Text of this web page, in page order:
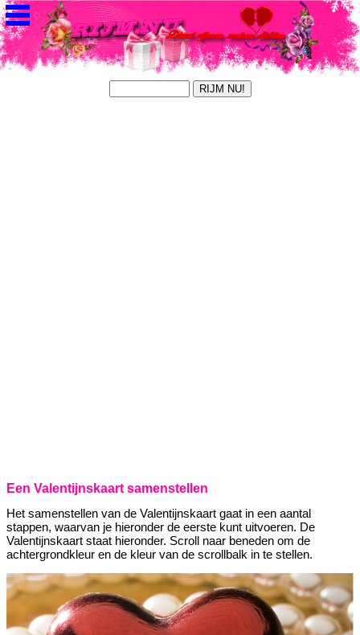
Een Valentijnskaart samenstellen
Het samenstellen van de Valentijnskaart gaat in een aantal
stappen, waarvan je hieronder de eerste kunt uitvoeren. De
Valentijnskaart staat hieronder. Scroll naar beneden om de
achtergrondkleur en de kleur van de scrollbalk in te stellen.